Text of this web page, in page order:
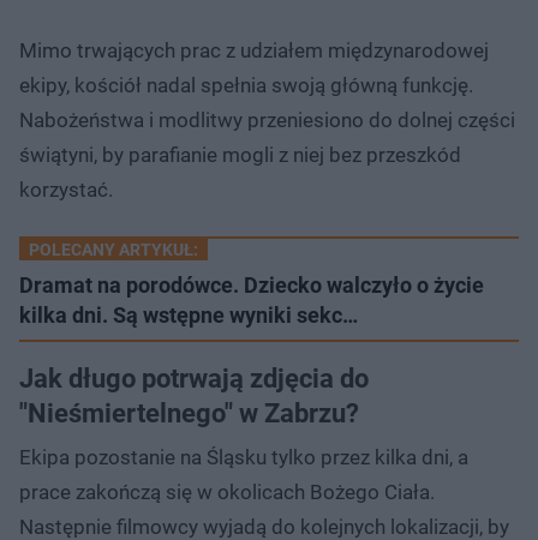
Mimo trwających prac z udziałem międzynarodowej
ekipy, kościół nadal spełnia swoją główną funkcję.
Nabożeństwa i modlitwy przeniesiono do dolnej części
świątyni, by parafianie mogli z niej bez przeszkód
korzystać.
POLECANY ARTYKUŁ:
Dramat na porodówce. Dziecko walczyło o życie
kilka dni. Są wstępne wyniki sekc…
Jak długo potrwają zdjęcia do
"Nieśmiertelnego" w Zabrzu?
Ekipa pozostanie na Śląsku tylko przez kilka dni, a
prace zakończą się w okolicach Bożego Ciała.
Następnie filmowcy wyjadą do kolejnych lokalizacji, by